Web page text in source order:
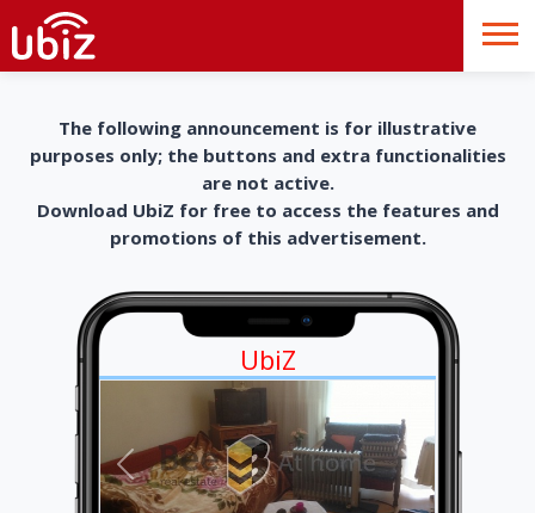
The following announcement is for illustrative
purposes only; the buttons and extra functionalities
are not active.
Download UbiZ for free to access the features and
promotions of this advertisement.
UbiZ